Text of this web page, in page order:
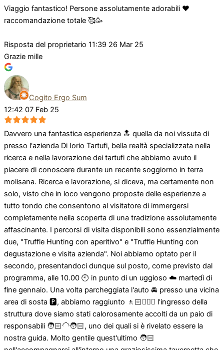
Viaggio fantastico! Persone assolutamente adorabili ❤️
raccomandazione totale 🥰🥳
Risposta del proprietario 11:39 26 Mar 25
Grazie mille
Cogito Ergo Sum
12:42 07 Feb 25
Davvero una fantastica esperienza 🔝 quella da noi vissuta di
presso l'azienda Di Iorio Tartufi, bella realtà specializzata nella
ricerca e nella lavorazione dei tartufi che abbiamo avuto il
piacere di conoscere durante un recente soggiorno in terra
molisana. Ricerca e lavorazione, si diceva, ma certamente non
solo, visto che in loco vengono proposte delle esperienze a
tutto tondo che consentono al visitatore di immergersi
completamente nella scoperta di una tradizione assolutamente
affascinante. I percorsi di visita disponibili sono essenzialmente
due, "Truffle Hunting con aperitivo" e "Truffle Hunting con
degustazione e visita azienda". Noi abbiamo optato per il
secondo, presentandoci dunque sul posto, come previsto dal
programma, alle 10.00 🕙 in punto di un uggioso ☁️ martedì di
fine gennaio. Una volta parcheggiata l'auto 🚘 presso una vicina
area di sosta 🅿️, abbiamo raggiunto 🚶🏻🚶🏻‍♀️ l'ingresso della
struttura dove siamo stati calorosamente accolti da un paio di
responsabili 🧑🏻‍🦲🧑🏻, uno dei quali si è rivelato essere la
nostra guida. Molto gentile quest'ultimo 🧑🏻